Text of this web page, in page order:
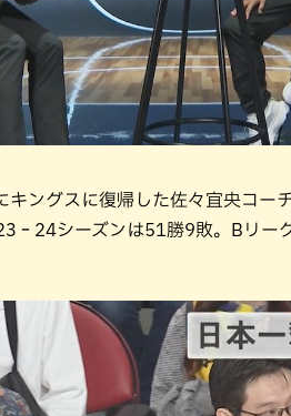
ングスに復帰した佐々宜央コー
シーズンは51勝9敗。Bリー